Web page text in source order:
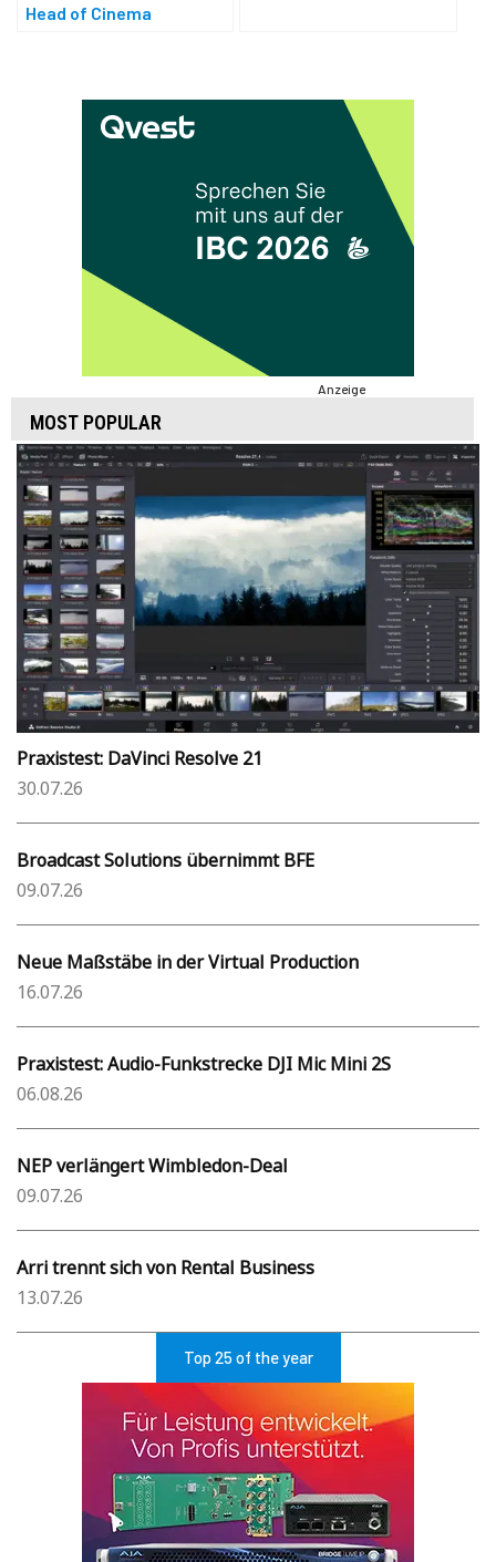
Head of Cinema
Anzeige
MOST POPULAR
Praxistest: DaVinci Resolve 21
30.07.26
Broadcast Solutions übernimmt BFE
09.07.26
Neue Maßstäbe in der Virtual Production
16.07.26
Praxistest: Audio-Funkstrecke DJI Mic Mini 2S
06.08.26
NEP verlängert Wimbledon-Deal
09.07.26
Arri trennt sich von Rental Business
13.07.26
Top 25 of the year